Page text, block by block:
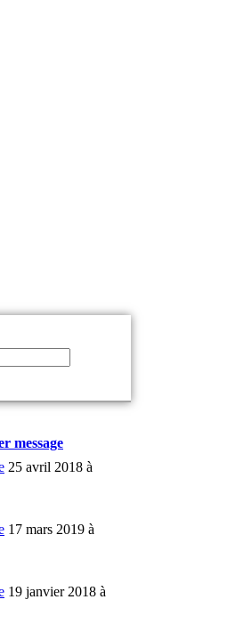
message
25 avril 2018 à
17 mars 2019 à
19 janvier 2018 à